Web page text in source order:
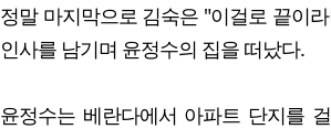
정말 마지막으로 김숙은 "이걸로 끝이
인사를 남기며 윤정수의 집을 떠났다.
윤정수는 베란다에서 아파트 단지를